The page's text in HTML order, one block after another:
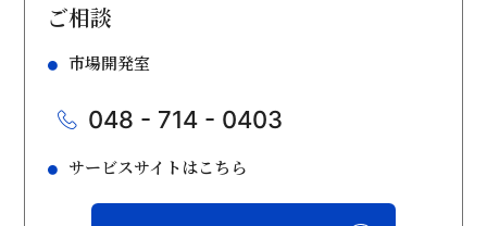
ご相談
市場開発室
048 - 714 - 0403
サービスサイトはこちら